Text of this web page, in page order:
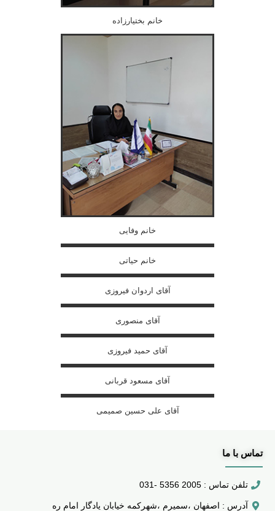
خانم بختیارزاده
خانم وفایی
خانم حیاتی
آقای اردوان فیروزی
آقای منصوری
آقای حمید فیروزی
آقای مسعود قربانی
آقای علی حسین صمیمی
تماس با ما
تلفن تماس : 2005 5356 -031
آدرس : اصفهان ،سمیرم ،شهرکمه خیابان یادگار امام ره